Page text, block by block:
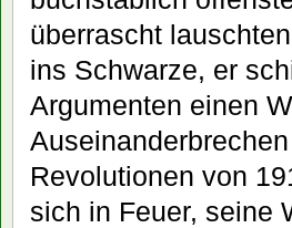
überrascht
ins Schwarze, er
Argumenten einen
Revolutionen von
sich in Feuer, seine